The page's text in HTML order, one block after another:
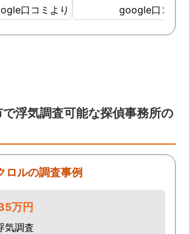
ただき、また
に答えていた
む結果を得る
が、それでも
ただきまし
の望む結果を
して頂き、
ただきなが
応してくださ
ポートの方
々辛い気持ち
口コミより
ったと実感しております
依頼中にはいろいろな相
も聞いて頂き、救われる
をお勧め致します。 今
google口コミ
浮気調査可能な探偵事務所の
ロルの調査事例
万円
気調査